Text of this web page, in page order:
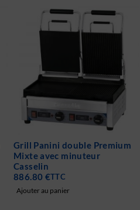
Grill Panini double Premium
Mixte avec minuteur
Casselin
886.80 €TTC
Ajouter au panier